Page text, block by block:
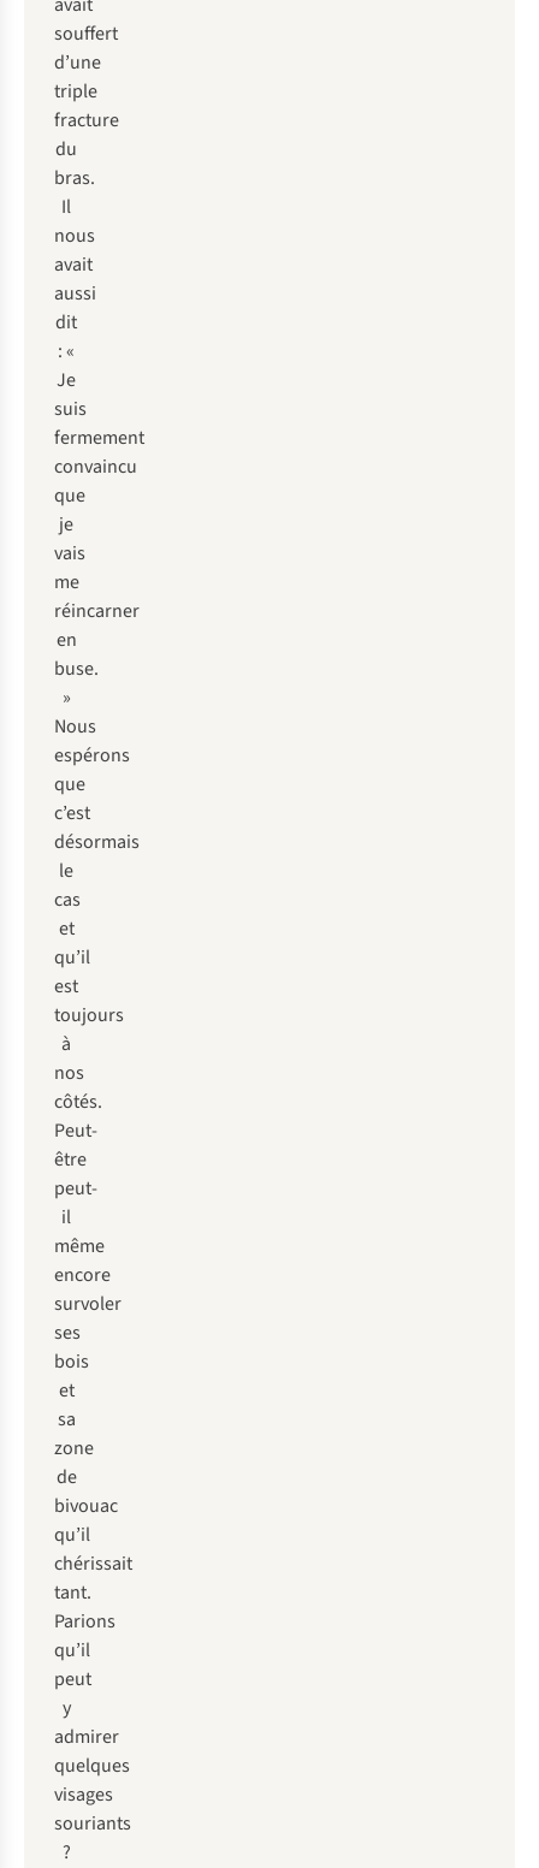
souffert
d’une
triple
fracture
du
bras.
Il
nous
avait
aussi
dit
: «
Je
suis
fermement
convaincu
que
je
vais
me
réincarner
en
buse.
»
Nous
espérons
que
c’est
désormais
le
cas
et
qu’il
est
toujours
à
nos
côtés.
Peut-
être
peut-
il
même
encore
survoler
ses
bois
et
sa
zone
de
bivouac
qu’il
chérissait
tant.
Parions
qu’il
peut
y
admirer
quelques
visages
souriants
?